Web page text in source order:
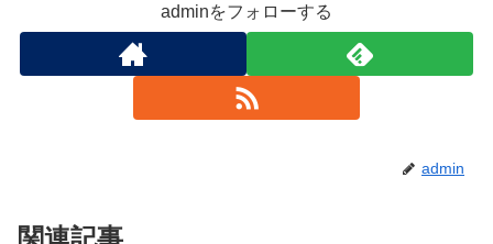
adminをフォローする
admin